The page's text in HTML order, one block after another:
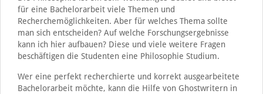
für eine Bachelorarbeit viele Themen und
Recherchemöglichkeiten. Aber für welches Thema sollte
man sich entscheiden? Auf welche Forschungsergebnisse
kann ich hier aufbauen? Diese und viele weitere Fragen
beschäftigen die Studenten eine Philosophie Studium.
Wer eine perfekt recherchierte und korrekt ausgearbeitete
Bachelorarbeit möchte, kann die Hilfe von Ghostwritern in